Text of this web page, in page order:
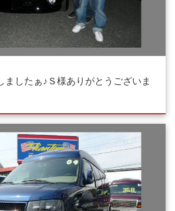
ましたぁ♪Ｓ様ありがとうございま